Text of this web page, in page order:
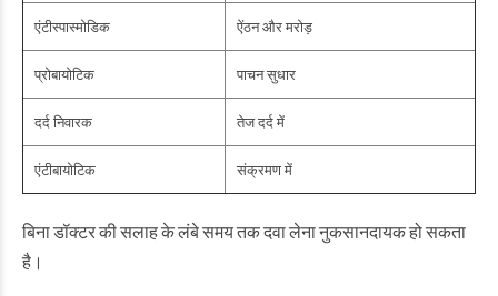
एंटीस्पास्मोडिक ऐंठन और मरोड़
प्रोबायोटिक पाचन सुधार
दर्द निवारक तेज दर्द में
एंटीबायोटिक संक्रमण में
बिना डॉक्टर की सलाह के लंबे समय तक दवा लेना नुकसानदायक हो सकता
है।